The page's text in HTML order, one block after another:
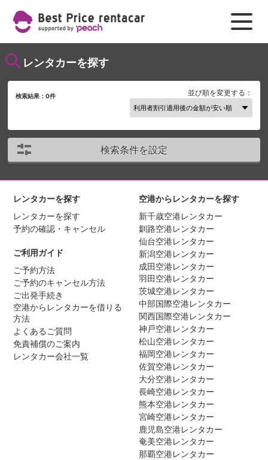
レンタカーを探す
検索結果：0件 並び順を変更する：
検索条件を設定
レンタカーを探す
レンタカーを探す
予約の確認・キャンセル
ご利用ガイド
ご予約方法
ご予約のキャンセル方法
ご出発手続き
空港からレンタカーを借りる
方法
よくあるご質問
免責補償のご案内
レンタカー会社一覧
空港からレンタカーを探す
新千歳空港レンタカー
釧路空港レンタカー
仙台空港レンタカー
新潟空港レンタカー
成田空港レンタカー
羽田空港レンタカー
茨城空港レンタカー
中部国際空港レンタカー
関西国際空港レンタカー
神戸空港レンタカー
松山空港レンタカー
福岡空港レンタカー
佐賀空港レンタカー
大分空港レンタカー
長崎空港レンタカー
熊本空港レンタカー
宮崎空港レンタカー
鹿児島空港レンタカー
奄美空港レンタカー
那覇空港レンタカー